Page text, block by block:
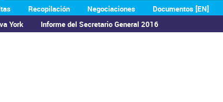
York Informe del Secretario General 2016
Recopilación Negociaciones Documentos [EN]